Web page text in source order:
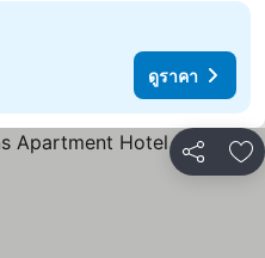
ดูราคา
แชร์ เ